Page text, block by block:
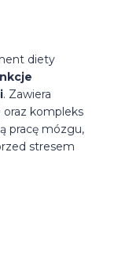
diety
. Zawiera
oraz kompleks
pracę mózgu,
stresem